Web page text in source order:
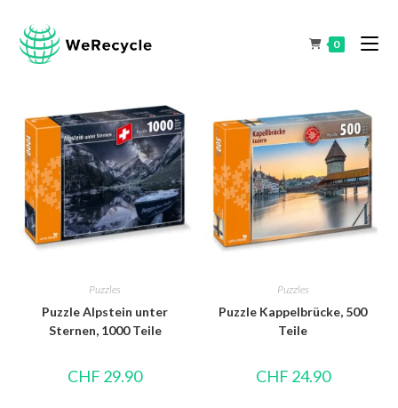
0
Puzzles
Puzzle Alpstein unter
Sternen, 1000 Teile
CHF 29.90
Puzzles
Puzzle Kappelbrücke, 500
Teile
CHF 24.90